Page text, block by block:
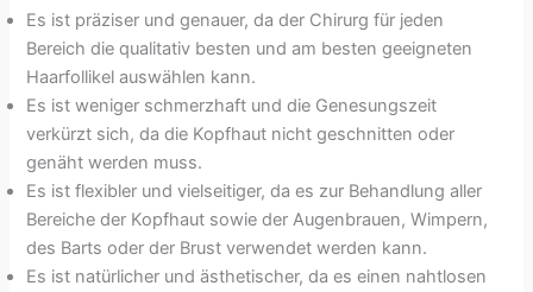
Es ist präziser und genauer, da der Chirurg für jeden
Bereich die qualitativ besten und am besten geeigneten
Haarfollikel auswählen kann.
Es ist weniger schmerzhaft und die Genesungszeit
verkürzt sich, da die Kopfhaut nicht geschnitten oder
genäht werden muss.
Es ist flexibler und vielseitiger, da es zur Behandlung aller
Bereiche der Kopfhaut sowie der Augenbrauen, Wimpern,
des Barts oder der Brust verwendet werden kann.
Es ist natürlicher und ästhetischer, da es einen nahtlosen